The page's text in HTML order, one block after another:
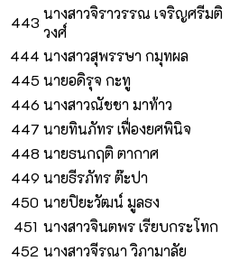
443 นางสาวจิราวรรณ เจริญศรีมติ
วงศ์
444 นางสาวสุพรรษา กมุทผล
445 นายอดิรุจ กะทู
446 นางสาวณัชชา มาท้าว
447 นายทินภัทร เฟื่องยศพินิจ
448 นายธนกฤติ ตากาศ
449 นายธีรภัทร ต๊ะปา
450 นายปิยะวัฒน์ มูลธง
451 นางสาวจินตพร เรียบกระโทก
452 นางสาวจีรณา วิภามาลัย